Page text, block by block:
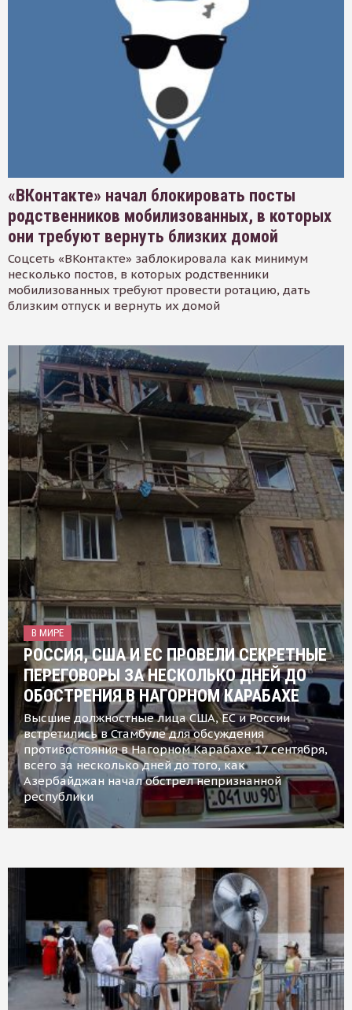
«ВКонтакте» начал блокировать посты
родственников мобилизованных, в которых
они требуют вернуть близких домой
Соцсеть «ВКонтакте» заблокировала как минимум
несколько постов, в которых родственники
мобилизованных требуют провести ротацию, дать
близким отпуск и вернуть их домой
В МИРЕ
РОССИЯ, США И ЕС ПРОВЕЛИ СЕКРЕТНЫЕ
ПЕРЕГОВОРЫ ЗА НЕСКОЛЬКО ДНЕЙ ДО
ОБОСТРЕНИЯ В НАГОРНОМ КАРАБАХЕ
Высшие должностные лица США, ЕС и России
встретились в Стамбуле для обсуждения
противостояния в Нагорном Карабахе 17 сентября,
всего за несколько дней до того, как
Азербайджан начал обстрел непризнанной
республики